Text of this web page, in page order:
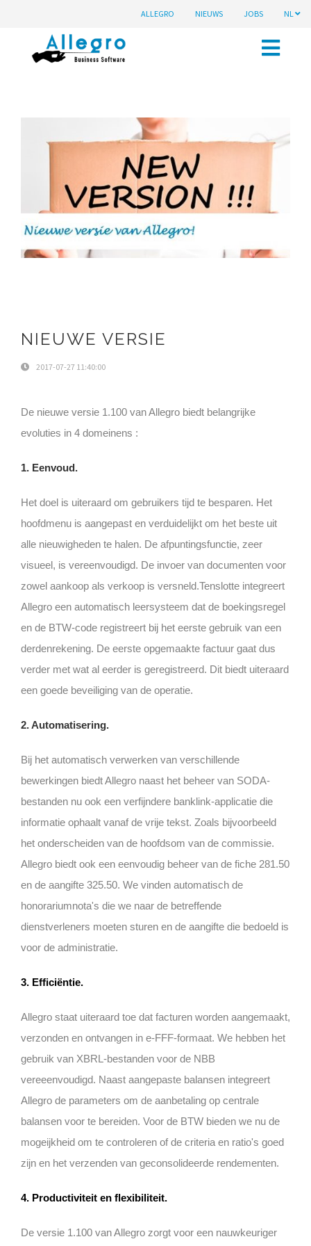
ALLEGRO NIEUWS JOBS NL
NIEUWE VERSIE
2017-07-27 11:40:00
De nieuwe versie 1.100 van Allegro biedt belangrijke
evoluties in 4 domeinens :
1. Eenvoud.
Het doel is uiteraard om gebruikers tijd te besparen. Het
hoofdmenu is aangepast en verduidelijkt om het beste uit
alle nieuwigheden te halen. De afpuntingsfunctie, zeer
visueel, is vereenvoudigd. De invoer van documenten voor
zowel aankoop als verkoop is versneld.Tenslotte integreert
Allegro een automatisch leersysteem dat de boekingsregel
en de BTW-code registreert bij het eerste gebruik van een
derdenrekening. De eerste opgemaakte factuur gaat dus
verder met wat al eerder is geregistreerd. Dit biedt uiteraard
een goede beveiliging van de operatie.
2. Automatisering.
Bij het automatisch verwerken van verschillende
bewerkingen biedt Allegro naast het beheer van SODA-
bestanden nu ook een verfijndere banklink-applicatie die
informatie ophaalt vanaf de vrije tekst. Zoals bijvoorbeeld
het onderscheiden van de hoofdsom van de commissie.
Allegro biedt ook een eenvoudig beheer van de fiche 281.50
en de aangifte 325.50. We vinden automatisch de
honorariumnota's die we naar de betreffende
dienstverleners moeten sturen en de aangifte die bedoeld is
voor de administratie.
3. Efficiëntie.
Allegro staat uiteraard toe dat facturen worden aangemaakt,
verzonden en ontvangen in e-FFF-formaat. We hebben het
gebruik van XBRL-bestanden voor de NBB
vereeenvoudigd. Naast aangepaste balansen integreert
Allegro de parameters om de aanbetaling op centrale
balansen voor te bereiden. Voor de BTW bieden we nu de
mogeijkheid om te controleren of de criteria en ratio's goed
zijn en het verzenden van geconsolideerde rendementen.
4. Productiviteit en flexibiliteit.
De versie 1.100 van Allegro zorgt voor een nauwkeuriger